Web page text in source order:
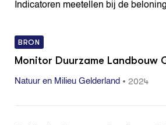
Indicatoren meetellen bij de
BRON
Monitor Duurzame Landbouw
Natuur en Milieu Gelderland• 2024